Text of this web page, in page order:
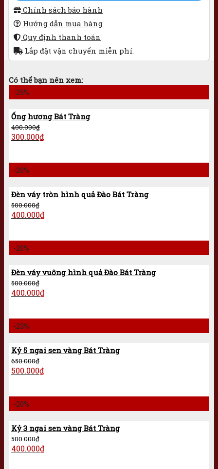
Chính sách bảo hành
Hướng dẫn mua hàng
Quy định thanh toán
Lắp đặt vận chuyển miễn phí.
Có thể bạn nên xem:
-25%
Ống hương Bát Tràng
400.000₫
300.000₫
-20%
Đèn váy tròn hình quả Đào Bát Tràng
500.000₫
400.000₫
-20%
Đèn váy vuông hình quả Đào Bát Tràng
500.000₫
400.000₫
-23%
Kỷ 5 ngai sen vàng Bát Tràng
650.000₫
500.000₫
-20%
Kỷ 3 ngai sen vàng Bát Tràng
500.000₫
400.000₫